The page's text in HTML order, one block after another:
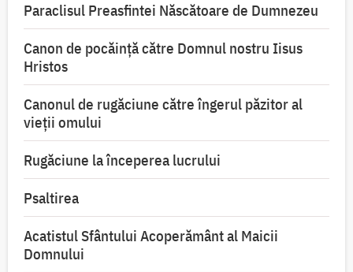
Paraclisul Preasfintei Născătoare de Dumnezeu
Canon de pocăință către Domnul nostru Iisus
Hristos
Canonul de rugăciune către îngerul păzitor al
vieții omului
Rugăciune la începerea lucrului
Psaltirea
Acatistul Sfântului Acoperământ al Maicii
Domnului